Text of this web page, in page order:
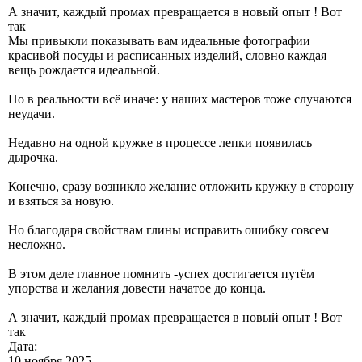
А значит, каждый промах превращается в новый опыт ! Вот
так
Мы привыкли показывать вам идеальные фотографии
красивой посуды и расписанных изделий, словно каждая
вещь рождается идеальной.
Но в реальности всё иначе: у наших мастеров тоже случаются
неудачи.
Недавно на одной кружке в процессе лепки появилась
дырочка.
Конечно, сразу возникло желание отложить кружку в сторону
и взяться за новую.
Но благодаря свойствам глины исправить ошибку совсем
несложно.
В этом деле главное помнить -успех достигается путём
упорства и желания довести начатое до конца.
А значит, каждый промах превращается в новый опыт ! Вот
так
Дата: